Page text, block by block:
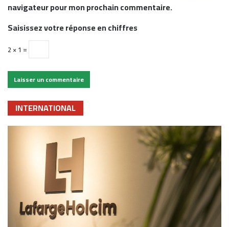
navigateur pour mon prochain commentaire.
Saisissez votre réponse en chiffres
2 × 1 =
INTERNATIONAL